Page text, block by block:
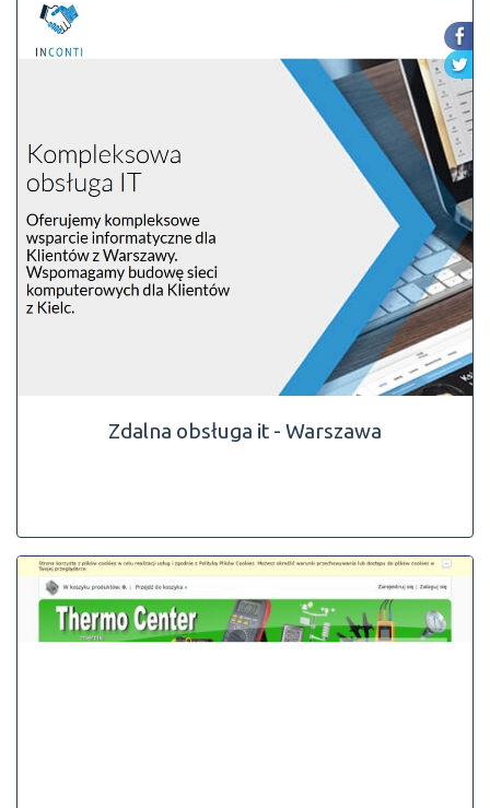
Zdalna obsługa it - Warszawa